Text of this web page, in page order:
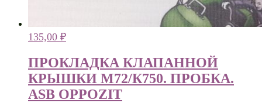
135,00 ₽
ПРОКЛАДКА КЛАПАННОЙ
КРЫШКИ М72/К750. ПРОБКА.
ASB OPPOZIT